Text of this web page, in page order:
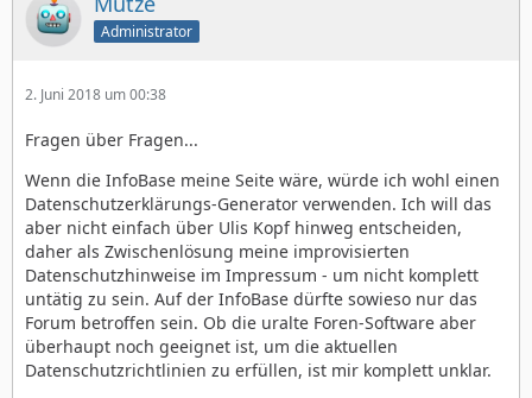
Administrator
2. Juni 2018 um 00:38
Fragen über Fragen...
Wenn die InfoBase meine Seite wäre, würde ich wohl einen
Datenschutzerklärungs-Generator verwenden. Ich will das
aber nicht einfach über Ulis Kopf hinweg entscheiden,
daher als Zwischenlösung meine improvisierten
Datenschutzhinweise im Impressum - um nicht komplett
untätig zu sein. Auf der InfoBase dürfte sowieso nur das
Forum betroffen sein. Ob die uralte Foren-Software aber
überhaupt noch geeignet ist, um die aktuellen
Datenschutzrichtlinien zu erfüllen, ist mir komplett unklar.